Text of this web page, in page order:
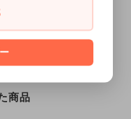
ー/ホワイト
品
商品